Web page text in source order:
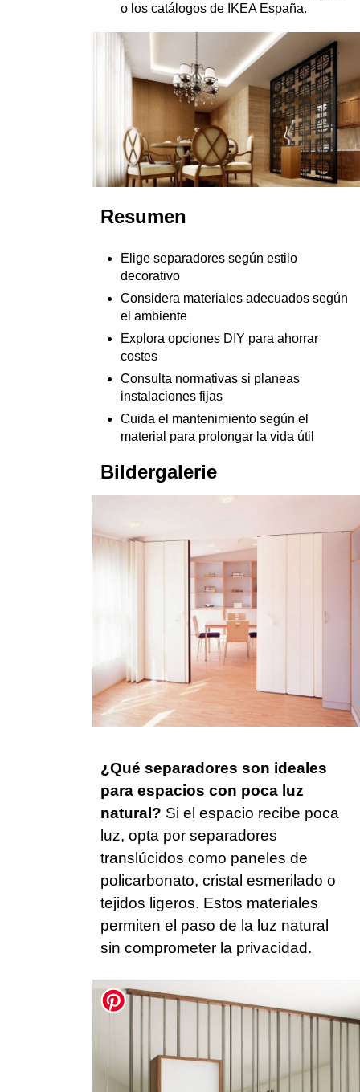
o los catálogos de IKEA España.
Resumen
Elige separadores según estilo
decorativo
Considera materiales adecuados según
el ambiente
Explora opciones DIY para ahorrar
costes
Consulta normativas si planeas
instalaciones fijas
Cuida el mantenimiento según el
material para prolongar la vida útil
Bildergalerie
¿Qué separadores son ideales
para espacios con poca luz
natural? Si el espacio recibe poca
luz, opta por separadores
translúcidos como paneles de
policarbonato, cristal esmerilado o
tejidos ligeros. Estos materiales
permiten el paso de la luz natural
sin comprometer la privacidad.